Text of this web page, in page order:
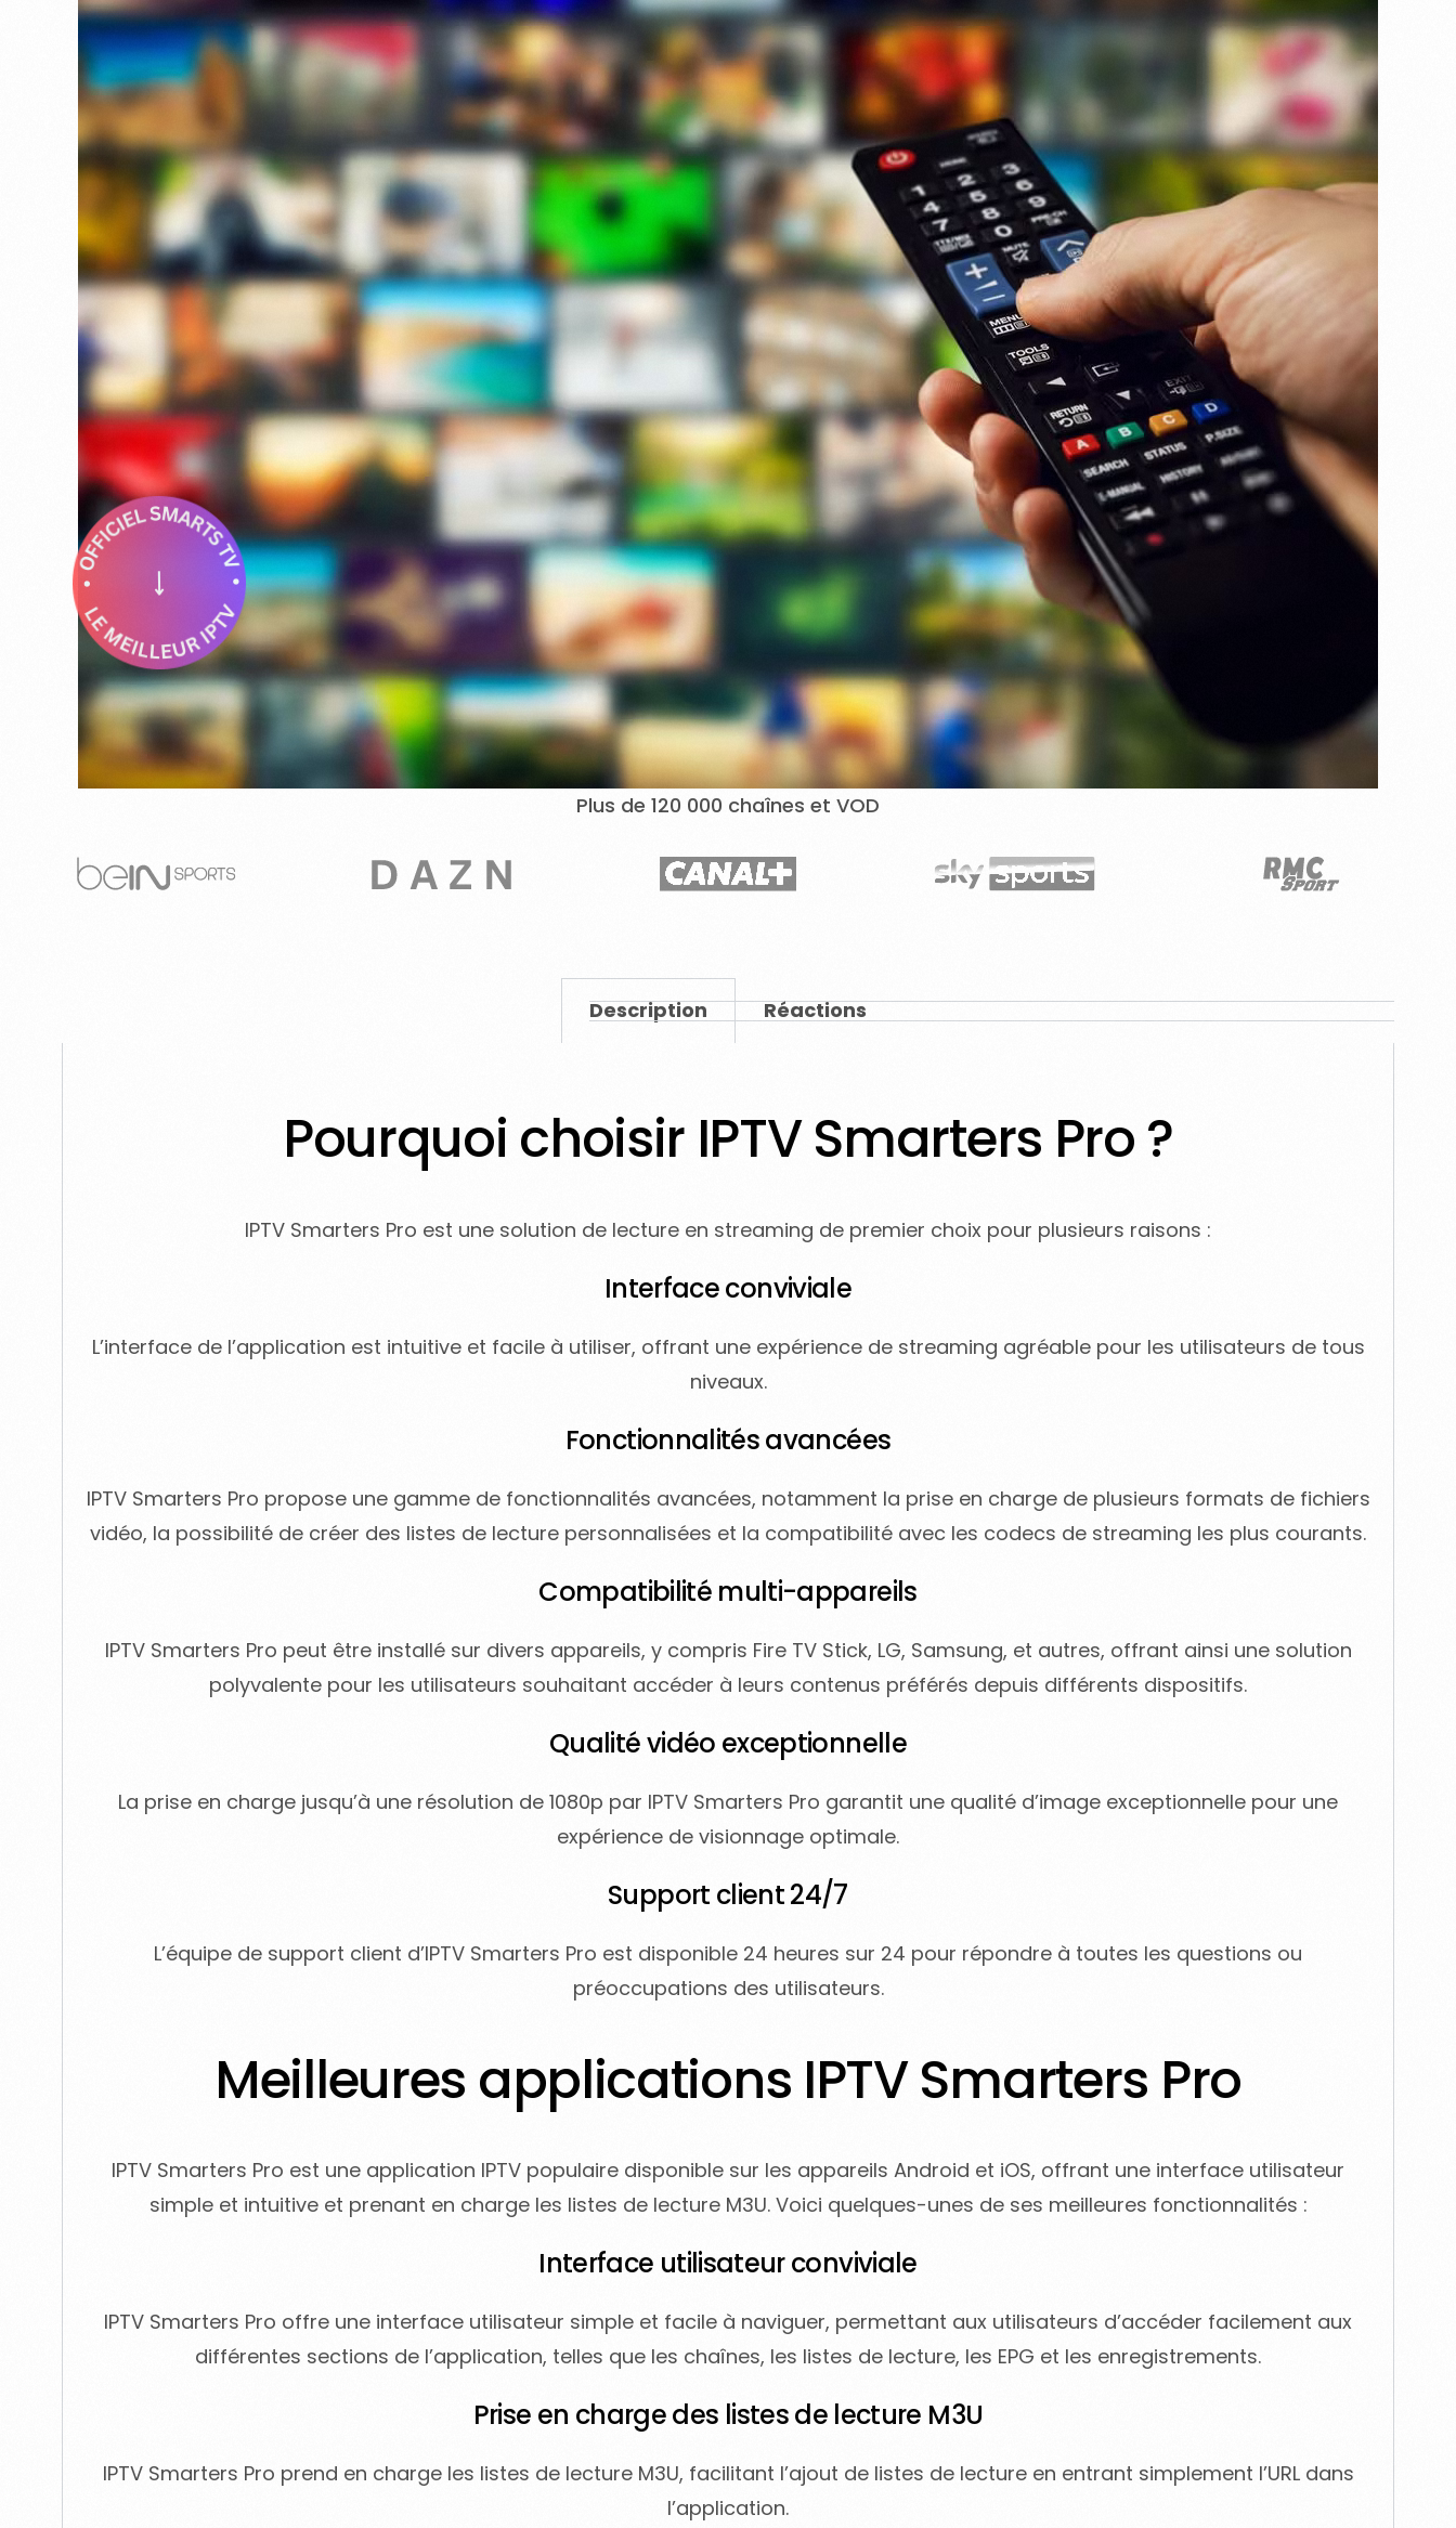
Plus de 120 000 chaînes et VOD
Description Réactions
Pourquoi choisir IPTV Smarters Pro ?
IPTV Smarters Pro est une solution de lecture en streaming de premier choix pour plusieurs raisons :
Interface conviviale
L’interface de l’application est intuitive et facile à utiliser, offrant une expérience de streaming agréable pour les utilisateurs de tous
niveaux.
Fonctionnalités avancées
IPTV Smarters Pro propose une gamme de fonctionnalités avancées, notamment la prise en charge de plusieurs formats de fichiers
vidéo, la possibilité de créer des listes de lecture personnalisées et la compatibilité avec les codecs de streaming les plus courants.
Compatibilité multi-appareils
IPTV Smarters Pro peut être installé sur divers appareils, y compris Fire TV Stick, LG, Samsung, et autres, offrant ainsi une solution
polyvalente pour les utilisateurs souhaitant accéder à leurs contenus préférés depuis différents dispositifs.
Qualité vidéo exceptionnelle
La prise en charge jusqu’à une résolution de 1080p par IPTV Smarters Pro garantit une qualité d’image exceptionnelle pour une
expérience de visionnage optimale.
Support client 24/7
L’équipe de support client d’IPTV Smarters Pro est disponible 24 heures sur 24 pour répondre à toutes les questions ou
préoccupations des utilisateurs.
Meilleures applications IPTV Smarters Pro
IPTV Smarters Pro est une application IPTV populaire disponible sur les appareils Android et iOS, offrant une interface utilisateur
simple et intuitive et prenant en charge les listes de lecture M3U. Voici quelques-unes de ses meilleures fonctionnalités :
Interface utilisateur conviviale
IPTV Smarters Pro offre une interface utilisateur simple et facile à naviguer, permettant aux utilisateurs d’accéder facilement aux
différentes sections de l’application, telles que les chaînes, les listes de lecture, les EPG et les enregistrements.
Prise en charge des listes de lecture M3U
IPTV Smarters Pro prend en charge les listes de lecture M3U, facilitant l’ajout de listes de lecture en entrant simplement l’URL dans
l’application.